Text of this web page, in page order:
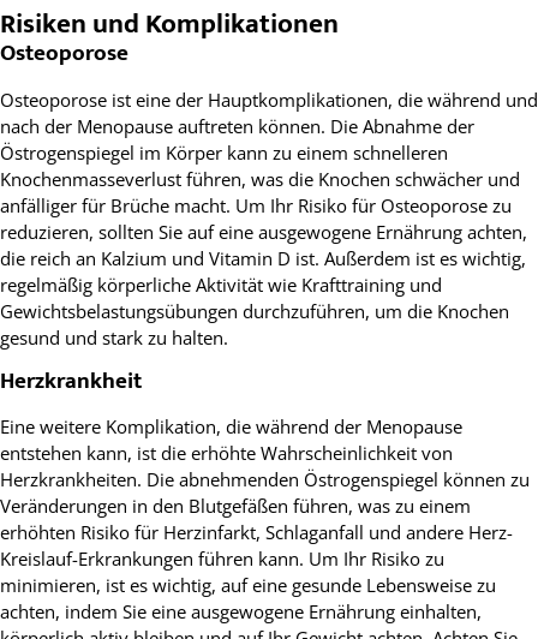
Risiken und Komplikationen
Osteoporose
Osteoporose ist eine der Hauptkomplikationen, die während und
nach der Menopause auftreten können. Die Abnahme der
Östrogenspiegel im Körper kann zu einem schnelleren
Knochenmasseverlust führen, was die Knochen schwächer und
anfälliger für Brüche macht. Um Ihr Risiko für Osteoporose zu
reduzieren, sollten Sie auf eine ausgewogene Ernährung achten,
die reich an Kalzium und Vitamin D ist. Außerdem ist es wichtig,
regelmäßig körperliche Aktivität wie Krafttraining und
Gewichtsbelastungsübungen durchzuführen, um die Knochen
gesund und stark zu halten.
Herzkrankheit
Eine weitere Komplikation, die während der Menopause
entstehen kann, ist die erhöhte Wahrscheinlichkeit von
Herzkrankheiten. Die abnehmenden Östrogenspiegel können zu
Veränderungen in den Blutgefäßen führen, was zu einem
erhöhten Risiko für Herzinfarkt, Schlaganfall und andere Herz-
Kreislauf-Erkrankungen führen kann. Um Ihr Risiko zu
minimieren, ist es wichtig, auf eine gesunde Lebensweise zu
achten, indem Sie eine ausgewogene Ernährung einhalten,